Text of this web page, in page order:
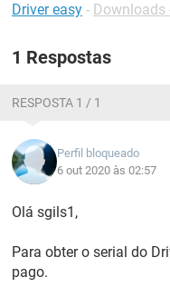
Driver easy - Downloads
1 Respostas
RESPOSTA 1 / 1
Perfil bloqueado
6 out 2020 às 02:57
Olá sgils1,
Para obter o serial do
pago.